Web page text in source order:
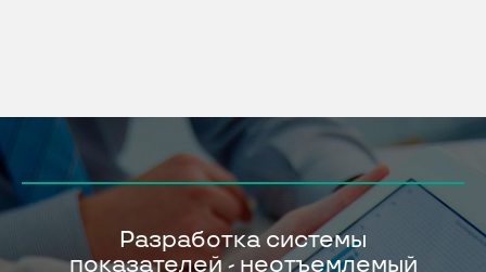
Разработка системы
показателей - неотъемлемый